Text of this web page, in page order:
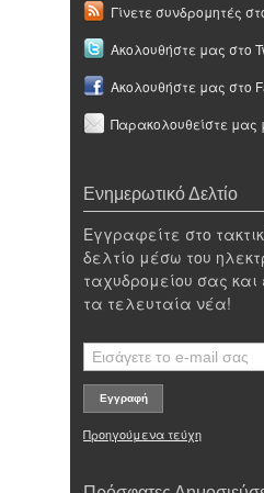
Γίνετε συνδρομητές
Ακολουθήστε μας στο
Ακολουθήστε μας στο
Παρακολουθείστε μας
Ενημερωτικό Δελτίο
Εγγραφείτε στο
δελτίο μέσω του
ταχυδρομείου σας
τα τελευταία νέα!
Προηγούμενα τεύχη